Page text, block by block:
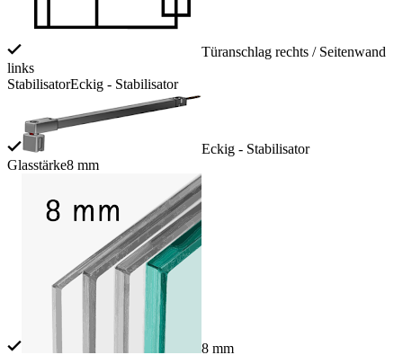
Türanschlag rechts / Seitenwand
links
StabilisatorEckig - Stabilisator
Eckig - Stabilisator
Glasstärke8 mm
8 mm